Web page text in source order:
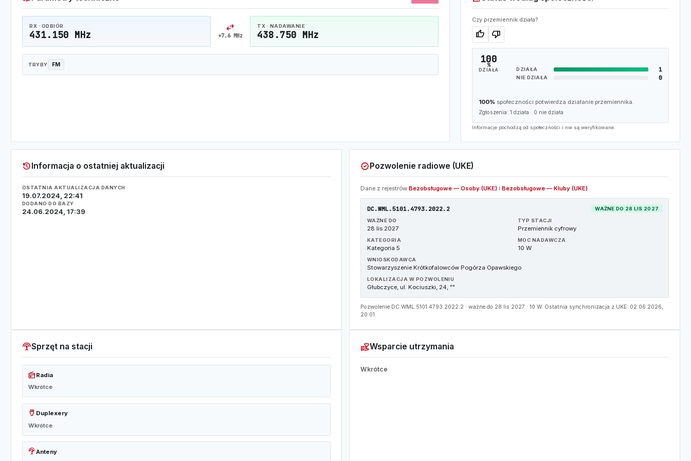
RX · ODBIÓR
431.150 MHz
swap_horiz
+7.6 MHz
TX · NADAWANIE
438.750 MHz
TRYBY FM
Czy przemiennik działa?
thumb_up thumb_down
100
%
DZIAŁA DZIAŁA 1
NIE DZIAŁA 0
100% społeczności potwierdza działanie przemiennika.
Zgłoszenia: 1 działa · 0 nie działa
Informacje pochodzą od społeczności i nie są weryfikowane.
history Informacja o ostatniej aktualizacji
OSTATNIA AKTUALIZACJA DANYCH
19.07.2024, 22:41
DODANO DO BAZY
24.06.2024, 17:39
verified Pozwolenie radiowe (UKE)
Dane z rejestrów Bezobsługowe — Osoby (UKE) i Bezobsługowe — Kluby (UKE) .
DC.WML.5101.4793.2022.2 WAŻNE DO 28 LIS 2027
WAŻNE DO
28 lis 2027
TYP STACJI
Przemiennik cyfrowy
KATEGORIA
Kategoria 5
MOC NADAWCZA
10 W
WNIOSKODAWCA
Stowarzyszenie Krótkofalowców Pogórza Opawskiego
LOKALIZACJA W POZWOLENIU
Głubczyce, ul. Kociuszki, 24, ""
Pozwolenie DC.WML.5101.4793.2022.2 · ważne do 28 lis 2027 · 10 W. Ostatnia synchronizacja z UKE: 02.06.2026,
20:01.
settings_input_antennaSprzęt na stacji
radioRadia
Wkrótce
settings_input_hdmi Duplexery
Wkrótce
settings_input_antennaAnteny
volunteer_activismWsparcie utrzymania
Wkrótce